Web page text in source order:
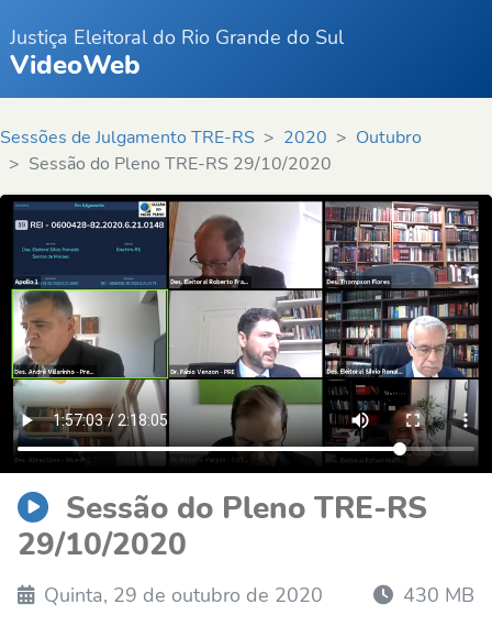
Justiça Eleitoral do Rio Grande do Sul
VideoWeb
Sessões de Julgamento TRE-RS 2020
Outubro
Sessão do Pleno TRE-RS 29/10/2020
Sessão do Pleno TRE-RS
29/10/2020
Quinta, 29 de outubro de 2020 430 MB